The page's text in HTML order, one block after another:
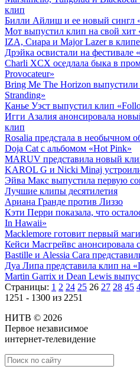
клип
Билли Айлиш и ее новый сингл
Мот выпустил клип на свой хит
IZA, Сиара и Major Lazer в
Дрэйка освистали на фестивале
Charli XCX оседлала быка в
Provocateur»
Bring Me The Horizon выпустили
Stranding»
Канье Уэст выпустил клип
Игги Азалия анонсировала
клип
Rosalia предстала в необычном
Doja Cat с альбомом «Hot Pink»
MARUV представила новый
KAROL G и Nicki Minaj
Эйва Макс выпустила первую
Лучшие клипы десятилетия
Ариана Гранде против Лиззо
Кэти Перри показала, что
In Hawaii»
Macklemore готовит первый
Кейси Масгрейвс анонсировала
Bastille и Alessia Cara
Дуа Липа представила клип на
Martin Garrix и Dean Lewis
Страницы: 1 2 24 25 26 27 28 45
1251 - 1300 из 2251
НИТВ © 2026
Первое независимое
интернет-телевидение